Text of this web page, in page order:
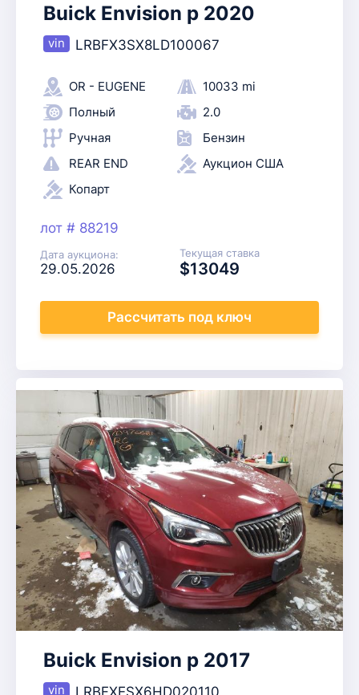
Buick Envision p 2020
LRBFX3SX8LD100067
OR - EUGENE
10033 mi
Полный
2.0
Ручная
Бензин
REAR END
Аукцион США
Копарт
лот # 88219
Дата аукциона:
29.05.2026
Текущая ставка
$13049
Рассчитать под ключ
Buick Envision p 2017
LRBFXESX6HD020110